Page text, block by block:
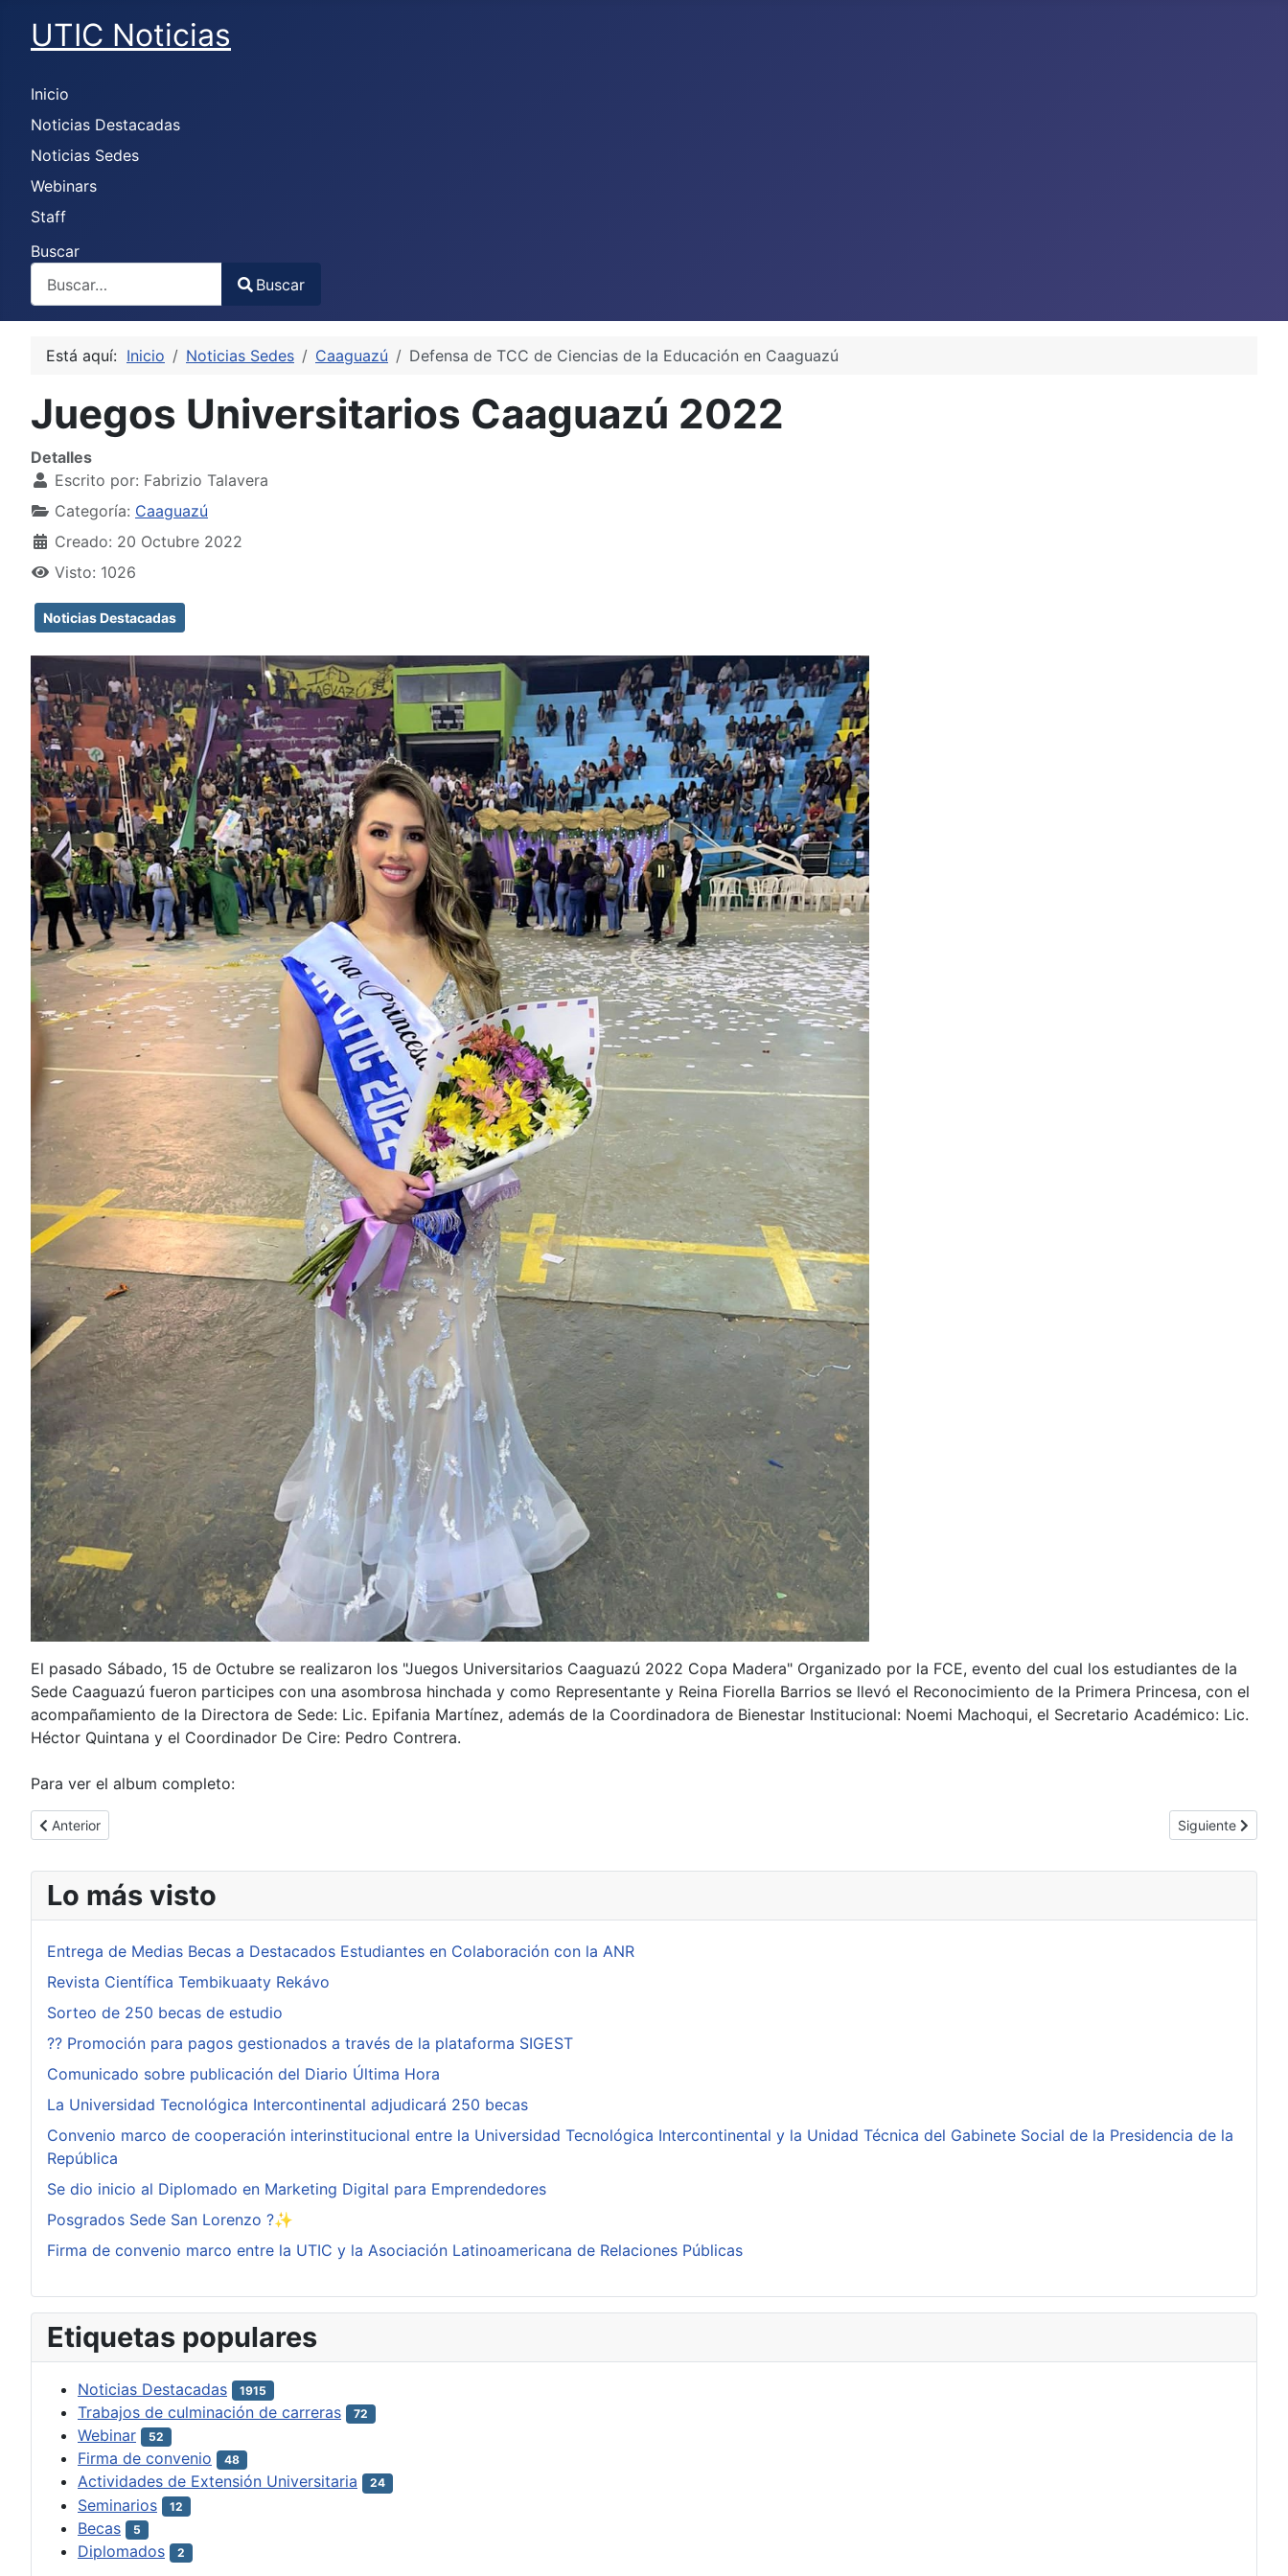
UTIC Noticias
Inicio
Noticias Destacadas
Noticias Sedes
Webinars
Staff
Buscar
Type 2 or more characters for results.
Buscar
Está aquí: Inicio Noticias Sedes Caaguazú Defensa de TCC de Ciencias de la Educación en Caaguazú
Juegos Universitarios Caaguazú 2022
Detalles
Escrito por: Fabrizio Talavera
Categoría: Caaguazú
Creado: 20 Octubre 2022
Visto: 1026
Noticias Destacadas
El pasado Sábado, 15 de Octubre se realizaron los "Juegos Universitarios Caaguazú 2022 Copa Madera" Organizado por la FCE, evento del cual los estudiantes de la
Sede Caaguazú fueron participes con una asombrosa hinchada y como Representante y Reina Fiorella Barrios se llevó el Reconocimiento de la Primera Princesa, con el
acompañamiento de la Directora de Sede: Lic. Epifania Martínez, además de la Coordinadora de Bienestar Institucional: Noemi Machoqui, el Secretario Académico: Lic.
Héctor Quintana y el Coordinador De Cire: Pedro Contrera.
Para ver el album completo:
Artículo anterior: Capacitación de Primeros Auxilios en la Sede Caaguazú
Anterior Artículo
Siguiente
Lo más visto
Entrega de Medias Becas a Destacados Estudiantes en Colaboración con la ANR
Revista Científica Tembikuaaty Rekávo
Sorteo de 250 becas de estudio
?? Promoción para pagos gestionados a través de la plataforma SIGEST
Comunicado sobre publicación del Diario Última Hora
La Universidad Tecnológica Intercontinental adjudicará 250 becas
Convenio marco de cooperación interinstitucional entre la Universidad Tecnológica Intercontinental y la Unidad Técnica del Gabinete Social de la Presidencia de la
República
Se dio inicio al Diplomado en Marketing Digital para Emprendedores
Posgrados Sede San Lorenzo ?✨
Firma de convenio marco entre la UTIC y la Asociación Latinoamericana de Relaciones Públicas
Etiquetas populares
Noticias Destacadas 1915
Trabajos de culminación de carreras 72
Webinar 52
Firma de convenio 48
Actividades de Extensión Universitaria 24
Seminarios 12
Becas 5
Diplomados 2